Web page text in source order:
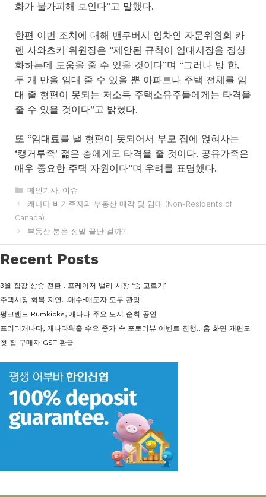
화가 불가피해 보인다”고 말했다.
한편 이번 조치에 대해 밴쿠버시 임차인 자문위원회 카
렌 사와츠키 위원장은 “제안된 규칙이 임대시장을 정상
화하는데 도움을 줄 수 있을 것이다”며 “그러나 방 한,
두 개 만을 임대 줄 수 있을 뿐 아파트나 주택 전체를 임
대 줄 형편이 못되는 저소득 주택소유주들에게는 타격을
줄 수 있을 것이다”고 밝혔다.
또 “임대료를 낼 형편이 못되어서 부모 집에 얹혀사는
‘캥거루족’ 젊은 층에게도 타격을 줄 것이다. 공유가족은
매우 중요한 주택 자원이다”며 우려를 표명했다.
카
테
리
메인기사, 이슈
캐나다 비거주자의 부동산 매각 및 임대 (Non-Residents of
Canada)
부동산 붐은 정말 끝난 걸까?
Recent Posts
3월 집값 상승 전환…프레이저 밸리 시장 ‘숨 고르기’
주택시장 회복 지연…매수•매도자 모두 관망
펑크밴드 Rumkicks, 캐나다 주요 도시 순회 공연
프리티캐나다, 캐나다워홀 수요 증가 속 포토리뷰 이벤트 진행…홈 화면 개편도
첫 집 구매자 GST 환급